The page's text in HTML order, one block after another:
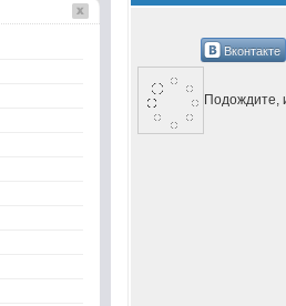
Вконтакте
Подождите,